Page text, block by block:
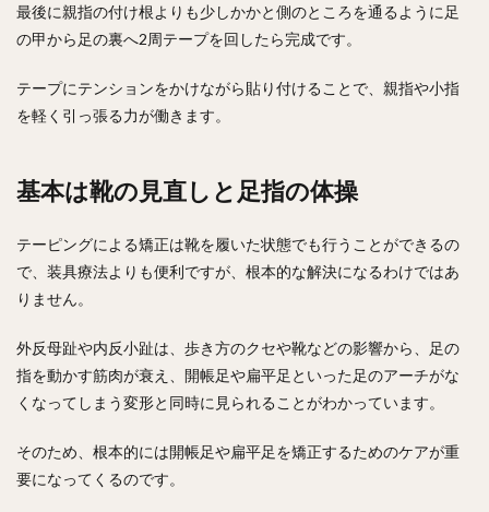
最後に親指の付け根よりも少しかかと側のところを通るように足
の甲から足の裏へ2周テープを回したら完成です。
テープにテンションをかけながら貼り付けることで、親指や小指
を軽く引っ張る力が働きます。
基本は靴の見直しと足指の体操
テーピングによる矯正は靴を履いた状態でも行うことができるの
で、装具療法よりも便利ですが、根本的な解決になるわけではあ
りません。
外反母趾や内反小趾は、歩き方のクセや靴などの影響から、足の
指を動かす筋肉が衰え、開帳足や扁平足といった足のアーチがな
くなってしまう変形と同時に見られることがわかっています。
そのため、根本的には開帳足や扁平足を矯正するためのケアが重
要になってくるのです。